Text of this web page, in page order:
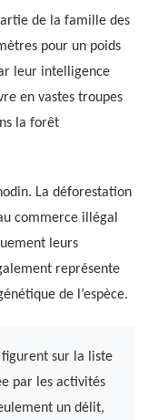
de la famille des
pour un poids
leur intelligence
en vastes troupes
la forêt
La déforestation
commerce illégal
leurs
représente
de l’espèce.
figurent sur la liste
par les activités
un délit,